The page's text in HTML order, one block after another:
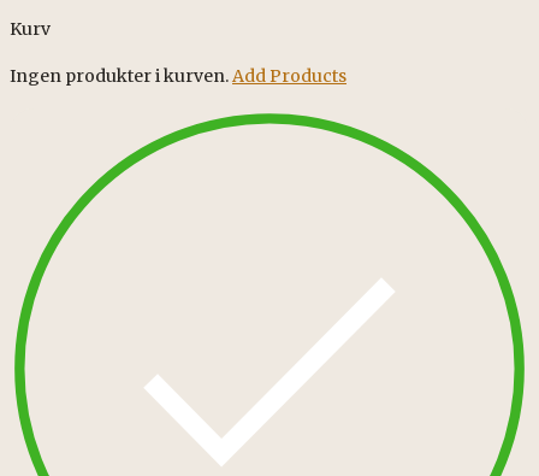
Kurv
Ingen produkter i kurven.Add Products